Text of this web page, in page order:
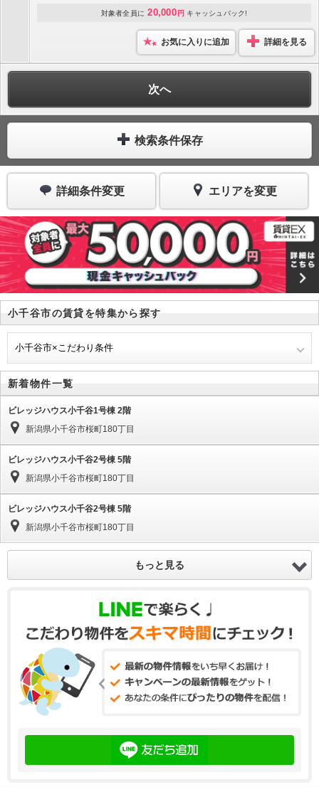
対象者全員に 20,000 円 キャッシュバック!
お気に入りに追加 詳細を見る
次へ
検索条件保存
詳細条件変更 エリアを変更
小千谷市の賃貸を特集から探す
小千谷市×こだわり条件
新着物件一覧
ビレッジハウス小千谷1号棟 2階
新潟県小千谷市桜町180丁目
ビレッジハウス小千谷2号棟 5階
新潟県小千谷市桜町180丁目
ビレッジハウス小千谷2号棟 5階
新潟県小千谷市桜町180丁目
もっと見る